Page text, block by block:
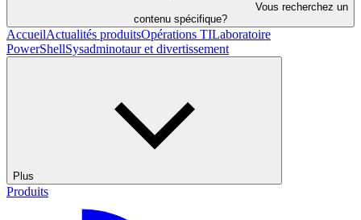
Vous recherchez un
contenu spécifique?
AccueilActualités produitsOpérations TILaboratoire
PowerShellSysadminotaur et divertissement
Plus
Produits